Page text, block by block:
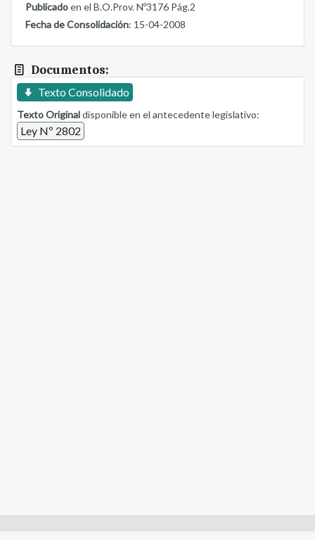
Publicadoen el B.O.Prov. Nº3176 Pág.2
Fecha de Consolidación: 15-04-2008
Documentos:
Texto Consolidado
Texto Originaldisponible en el antecedente legislativo:
Ley Nº 2802